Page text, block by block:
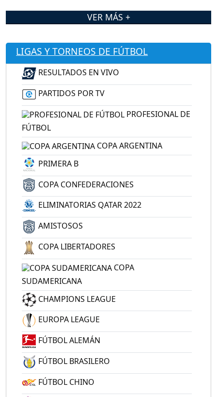
VER MÁS +
LIGAS Y TORNEOS DE FÚTBOL
RESULTADOS EN VIVO
PARTIDOS POR TV
PROFESIONAL DE
FÚTBOL
COPA ARGENTINA
PRIMERA B
COPA CONFEDERACIONES
ELIMINATORIAS QATAR 2022
AMISTOSOS
COPA LIBERTADORES
COPA
SUDAMERICANA
CHAMPIONS LEAGUE
EUROPA LEAGUE
FÚTBOL ALEMÁN
FÚTBOL BRASILERO
FÚTBOL CHINO